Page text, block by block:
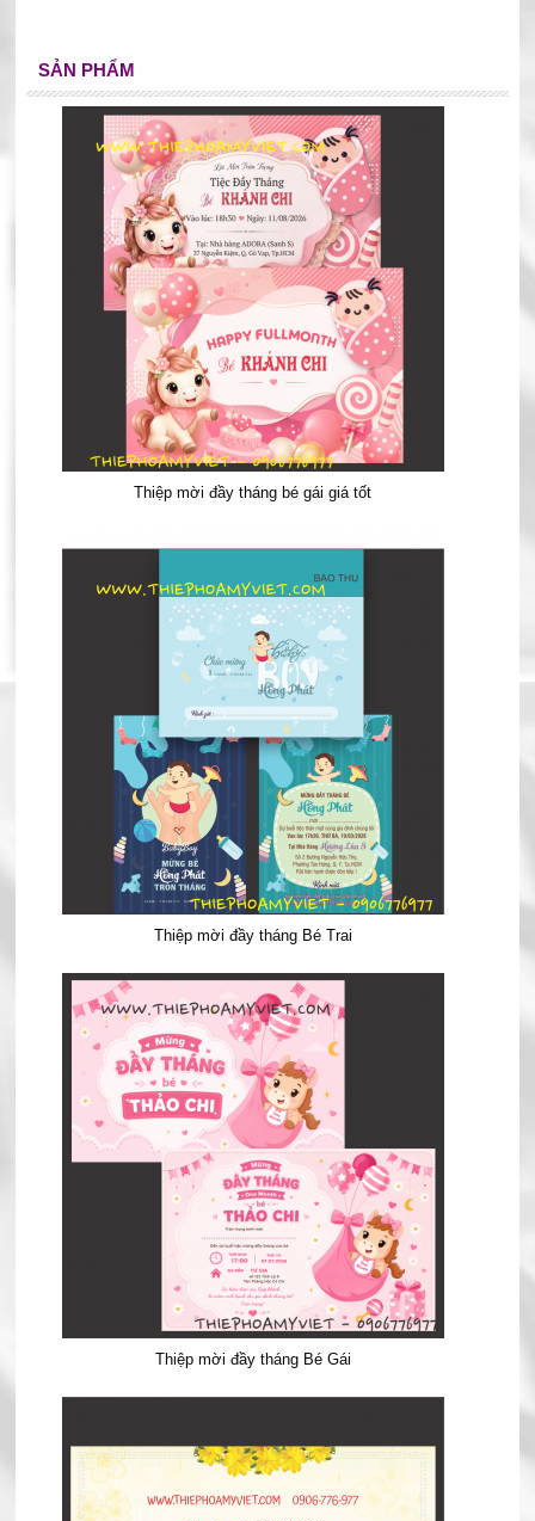
SẢN PHẨM
Thiệp mời đầy tháng bé gái giá tốt
Thiệp mời đầy tháng Bé Trai
Thiệp mời đầy tháng Bé Gái